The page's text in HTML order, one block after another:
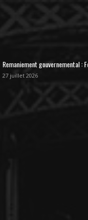
Remaniement gouvernemental :
27 juillet 2026